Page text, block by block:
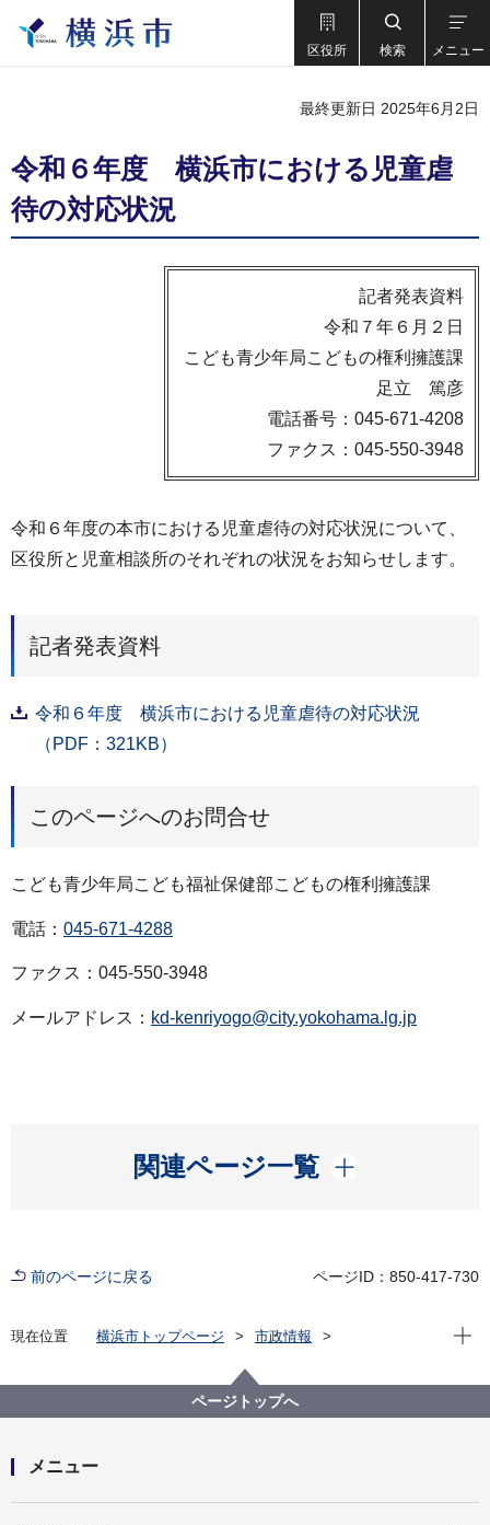
区役所 検索 メニュー
最終更新日 2025年6月2日
令和６年度 横浜市における児童虐
待の対応状況
記者発表資料
令和７年６月２日
こども青少年局こどもの権利擁護課
足立 篤彦
電話番号：045-671-4208
ファクス：045-550-3948
令和６年度の本市における児童虐待の対応状況について、
区役所と児童相談所のそれぞれの状況をお知らせします。
記者発表資料
令和６年度 横浜市における児童虐待の対応状況
（PDF：321KB）
このページへのお問合せ
こども青少年局こども福祉保健部こどもの権利擁護課
電話： 045-671-4288
ファクス：045-550-3948
メールアドレス： kd-kenriyogo@city.yokohama.lg.jp
関連ページ一覧
開く
前のページに戻る ページID：850-417-730
現在位置 横浜市トップページ
市政情報
記者発表 2025年度
令和６年度 横浜市における児童虐待の対応状況
現在
ページトップへ
メニュー